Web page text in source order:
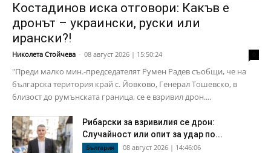
Костадинов иска отговори: Какъв е
дронът – украински, руски или
ирански?!
Николета Стойчева - 08 август 2026 | 15:50:24
"Преди малко мин.-председателят Румен Радев съобщи, че на
българска територия край с. Йовково, Генерал Тошевско, в
близост до румънската граница, се е взривил дрон....
Рибарски за взривилия се дрон:
Случайност или опит за удар по...
България 08 август 2026 | 14:46:06